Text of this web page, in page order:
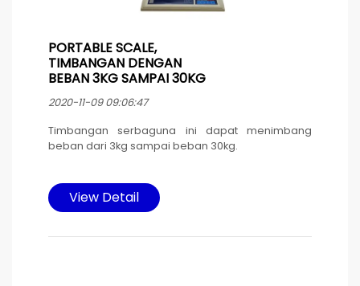
PORTABLE SCALE,
TIMBANGAN DENGAN
BEBAN 3KG SAMPAI 30KG
2020-11-09 09:06:47
Timbangan serbaguna ini dapat menimbang
beban dari 3kg sampai beban 30kg.
/ toko & umum. di desain memakai material
housing dengan pan timbang stainless steel.
mudah dan gampang digunakan.
View Detail